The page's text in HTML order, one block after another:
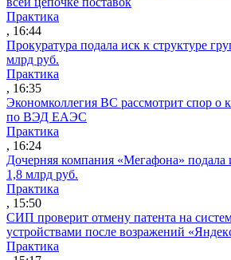
Практика
, 16:44
Прокуратура подала иск к структуре
млрд руб.
Практика
, 16:35
Экономколлегия ВС рассмотрит спор о
по ВЭД ЕАЭС
Практика
, 16:24
Дочерняя компания «Мегафона»
1,8 млрд руб.
Практика
, 15:50
СИП проверит отмену патента на
устройствами после возражений
Практика